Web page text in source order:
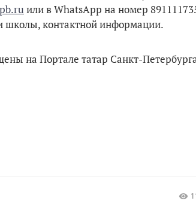
или в WhatsApp на номер
школы, контактной информации.
на Портале татар Санкт-